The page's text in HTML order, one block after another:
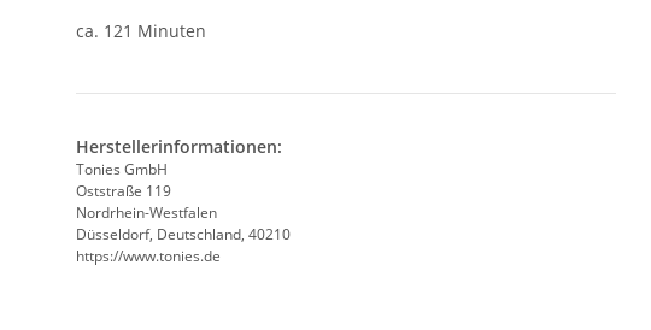
ca. 121 Minuten
Herstellerinformationen:
Tonies GmbH
Oststraße 119
Nordrhein-Westfalen
Düsseldorf, Deutschland, 40210
https://www.tonies.de